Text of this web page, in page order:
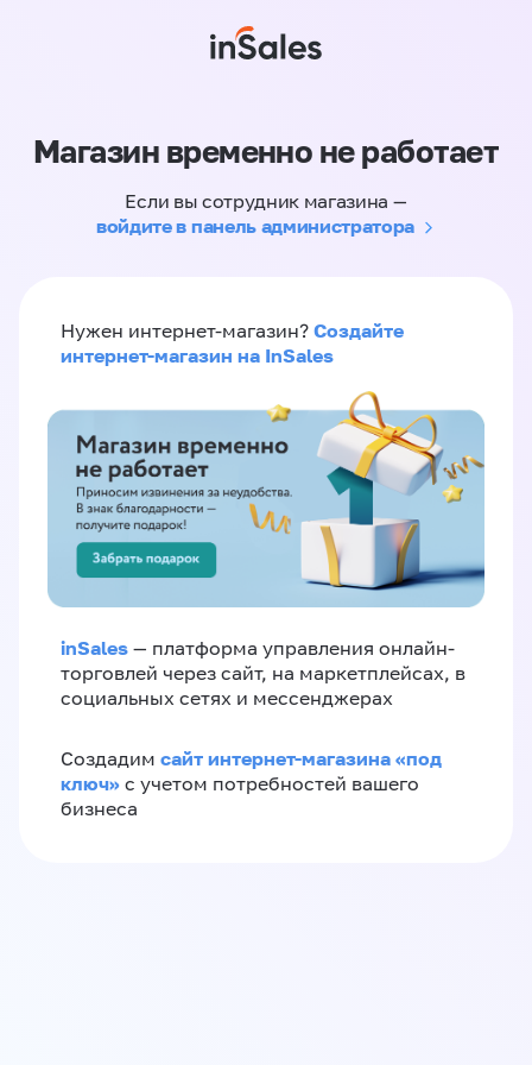
Магазин временно не работает
Если вы сотрудник магазина —
войдите в панель администратора
Нужен интернет-магазин? Создайте
интернет-магазин на InSales
inSales — платформа управления онлайн-
торговлей через сайт, на маркетплейсах, в
социальных сетях и мессенджерах
Создадим сайт интернет-магазина «под
ключ» с учетом потребностей вашего
бизнеса